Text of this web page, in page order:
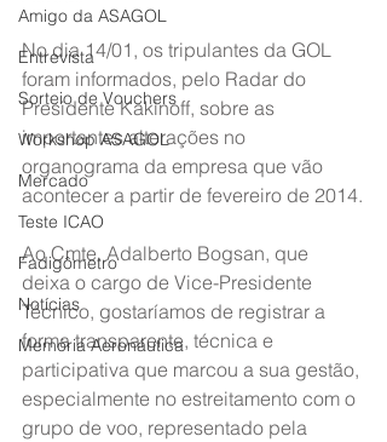
Amigo da ASAGOL
Entrevista
Sorteio de Vouchers
Workshop ASAGOL
Mercado
Teste ICAO
Fadigômetro
Notícias
Memória Aeronáutica
No dia 14/01, os tripulantes da GOL
foram informados, pelo Radar do
Presidente Kakinoff, sobre as
importantes alterações no
organograma da empresa que vão
acontecer a partir de fevereiro de 2014.
Ao Cmte. Adalberto Bogsan, que
deixa o cargo de Vice-Presidente
Técnico, gostaríamos de registrar a
forma transparente, técnica e
participativa que marcou a sua gestão,
especialmente no estreitamento com o
grupo de voo, representado pela